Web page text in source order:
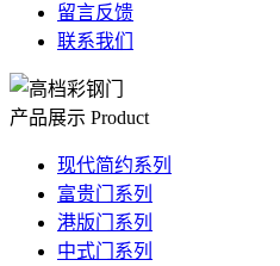
留言反馈
联系我们
产品展示 Product
现代简约系列
富贵门系列
港版门系列
中式门系列